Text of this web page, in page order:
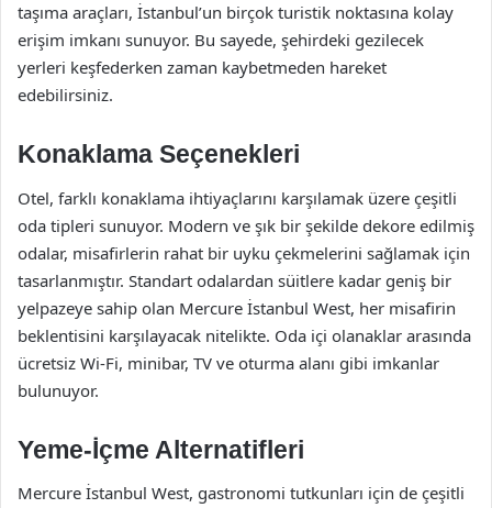
taşıma araçları, İstanbul’un birçok turistik noktasına kolay
erişim imkanı sunuyor. Bu sayede, şehirdeki gezilecek
yerleri keşfederken zaman kaybetmeden hareket
edebilirsiniz.
Konaklama Seçenekleri
Otel, farklı konaklama ihtiyaçlarını karşılamak üzere çeşitli
oda tipleri sunuyor. Modern ve şık bir şekilde dekore edilmiş
odalar, misafirlerin rahat bir uyku çekmelerini sağlamak için
tasarlanmıştır. Standart odalardan süitlere kadar geniş bir
yelpazeye sahip olan Mercure İstanbul West, her misafirin
beklentisini karşılayacak nitelikte. Oda içi olanaklar arasında
ücretsiz Wi-Fi, minibar, TV ve oturma alanı gibi imkanlar
bulunuyor.
Yeme-İçme Alternatifleri
Mercure İstanbul West, gastronomi tutkunları için de çeşitli